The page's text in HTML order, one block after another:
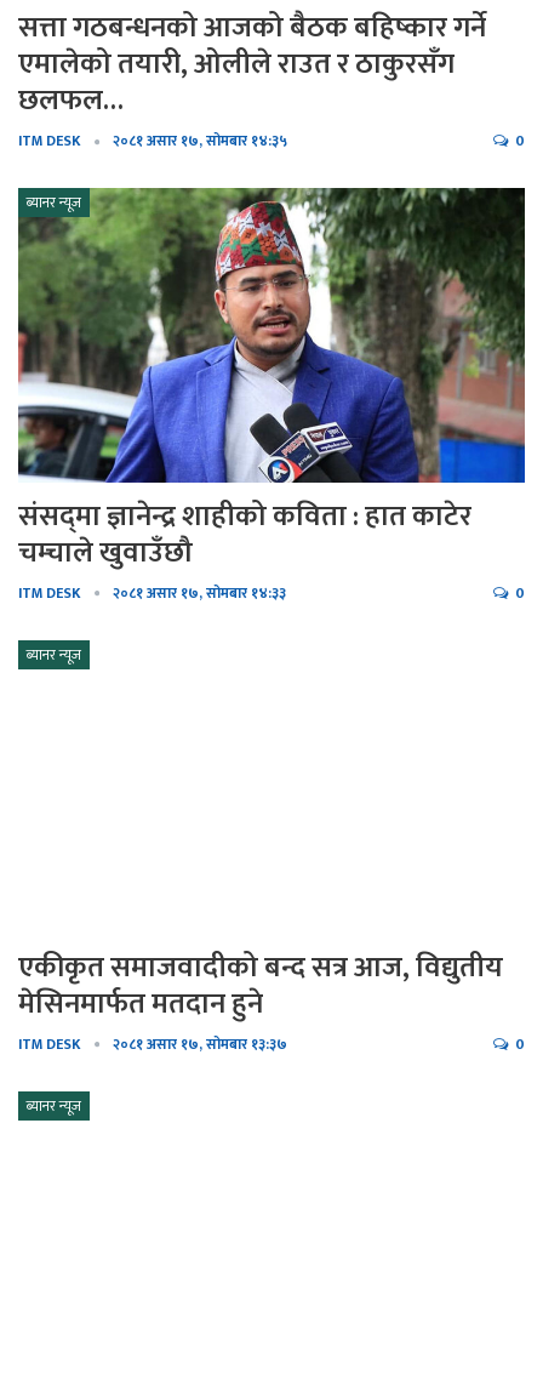
सत्ता गठबन्धनको आजको बैठक बहिष्कार गर्ने
एमालेको तयारी, ओलीले राउत र ठाकुरसँग
छलफल…
ITM DESK २०८१ असार १७, सोमबार १४:३५ 0
ब्यानर न्यूज
संसद्‌मा ज्ञानेन्द्र शाहीको कविता : हात काटेर
चम्चाले खुवाउँछौ
ITM DESK २०८१ असार १७, सोमबार १४:३३ 0
ब्यानर न्यूज
एकीकृत समाजवादीको बन्द सत्र आज, विद्युतीय
मेसिनमार्फत मतदान हुने
ITM DESK २०८१ असार १७, सोमबार १३:३७ 0
ब्यानर न्यूज